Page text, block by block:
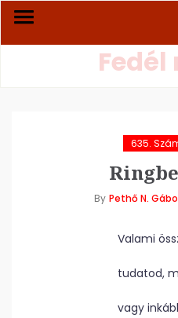
635.
By Pethő N.
Valami
tudatod,
vagy